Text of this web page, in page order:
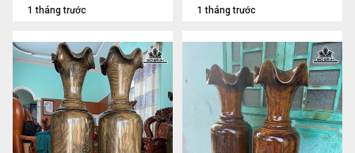
1 tháng trước 1 tháng trước